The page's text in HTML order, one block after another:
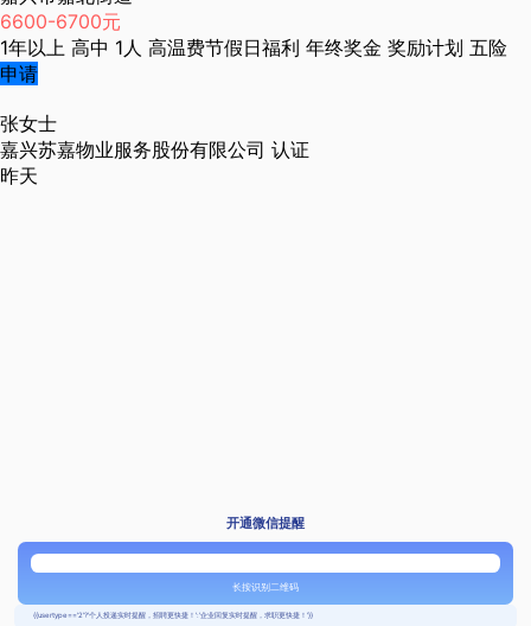
6600-6700元
1年以上 高中 1人 高温费节假日福利 年终奖金 奖励计划 五险
申请
张女士
嘉兴苏嘉物业服务股份有限公司 认证
昨天
开通微信提醒
长按识别二维码
{{usertype=='2'?'个人投递实时提醒，招聘更快捷！':'企业回复实时提醒，求职更快捷！'}}